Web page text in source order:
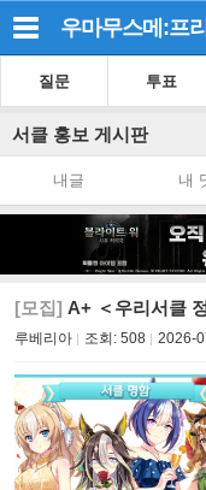
우마무스메:프
질문 투표
서클 홍보 게시판
내글 내
[모집] A+ ＜우리서클
루베리아 조회: 508 2026-